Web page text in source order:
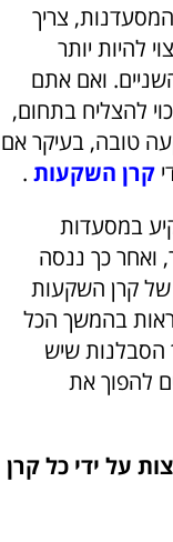
צריך
להיות יותר
ואם אתם
להצליח בתחום,
טובה, בעיקר אם
קרן השקעות .
במסעדות
ואחר כך ננסה
של קרן השקעות
בהמשך הכל
הסבלנות שיש
להפוך את
על ידי כל קרן